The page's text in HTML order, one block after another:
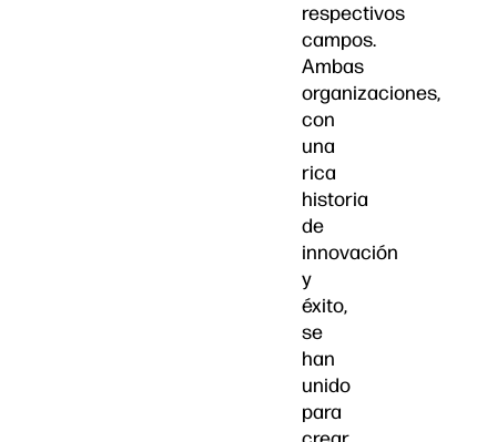
respectivos
campos.
Ambas
organizaciones,
con
una
rica
historia
de
innovación
y
éxito,
se
han
unido
para